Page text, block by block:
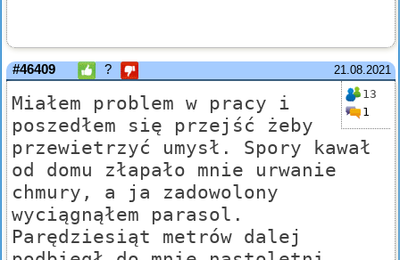
21.08.2021
#46409 ?
13
1
Miałem problem w pracy i
poszedłem się przejść żeby
przewietrzyć umysł. Spory kawał
od domu złapało mnie urwanie
chmury, a ja zadowolony
wyciągnąłem parasol.
Parędziesiąt metrów dalej